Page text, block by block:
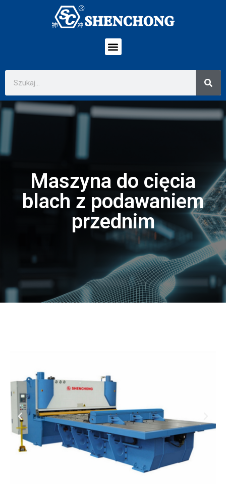
Maszyna do cięcia
blach z podawaniem
przednim